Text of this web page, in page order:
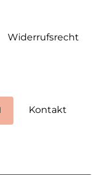
Widerrufs­recht
Kontakt